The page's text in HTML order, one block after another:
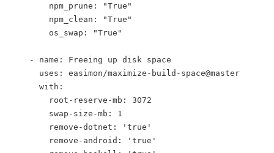
        npm_prune: "True"
        npm_clean: "True"
        os_swap: "True"
    - name: Freeing up disk space
      uses: easimon/maximize-build-space@master
      with:
        root-reserve-mb: 3072
        swap-size-mb: 1
        remove-dotnet: 'true'
        remove-android: 'true'